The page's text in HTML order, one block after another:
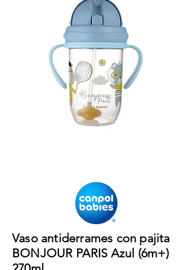
Vaso antiderrames con pajita
BONJOUR PARIS Azul (6m+)